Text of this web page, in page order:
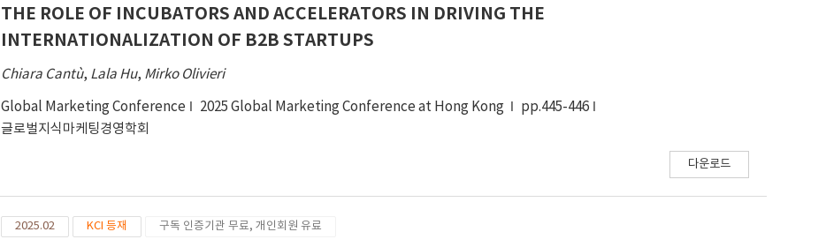
다.
THE ROLE OF INCUBATORS AND ACCELERATORS IN DRIVING THE
INTERNATIONALIZATION OF B2B STARTUPS
Chiara Cantù, Lala Hu, Mirko Olivieri
Global Marketing Conference 2025 Global Marketing Conference at Hong Kong
pp.445-446
글로벌지식마케팅경영학회
다운로드
2025.02 KCI 등재 구독 인증기관 무료, 개인회원 유료